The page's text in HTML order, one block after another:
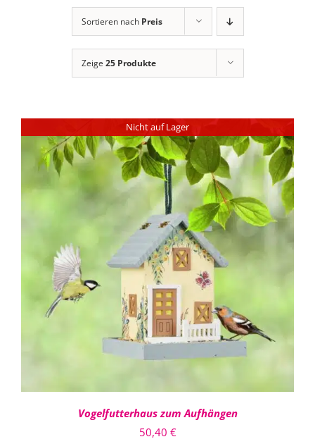
Sortieren nach Preis
Zeige 25 Produkte
Nicht auf Lager
DETAILS
Vogelfutterhaus zum Aufhängen
50,40 €